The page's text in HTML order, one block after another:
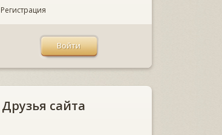
Регистрация
Друзья сайта